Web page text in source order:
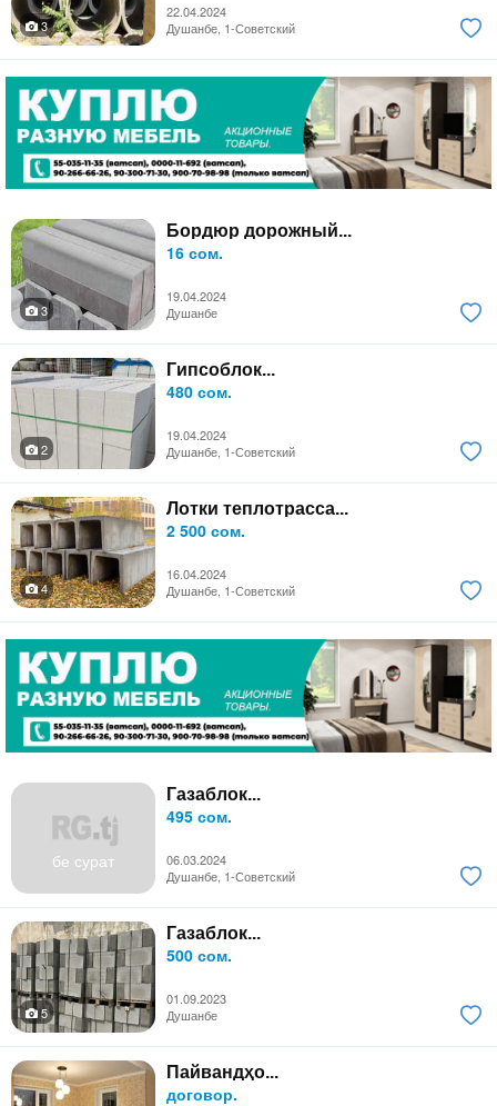
22.04.2024
3
Душанбе, 1-Советский
Бордюр дорожный...
16 сом.
19.04.2024
3
Душанбе
Гипсоблок...
480 сом.
19.04.2024
2
Душанбе, 1-Советский
Лотки теплотрасса...
2 500 сом.
16.04.2024
4
Душанбе, 1-Советский
бе сурат
Газаблок...
495 сом.
06.03.2024
Душанбе, 1-Советский
Газаблок...
500 сом.
01.09.2023
5
Душанбе
Пайвандҳо...
договор.